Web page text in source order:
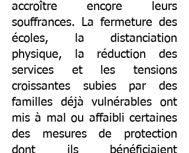
accroître encore leurs
souffrances. La fermeture des
écoles, la distanciation
physique, la réduction des
services et les tensions
croissantes subies par des
familles déjà vulnérables ont
mis à mal ou affaibli certaines
des mesures de protection
dont ils bénéficiaient